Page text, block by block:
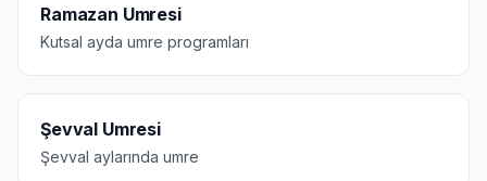
Ramazan Umresi
Kutsal ayda umre programları
Şevval Umresi
Şevval aylarında umre